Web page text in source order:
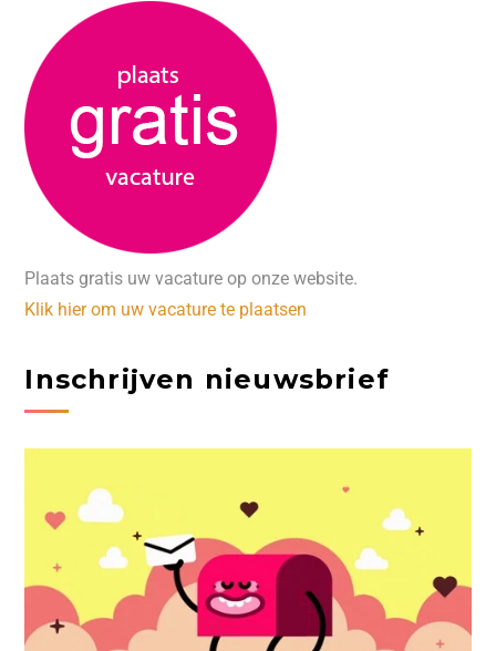
Plaats gratis uw vacature op onze website.
Klik hier om uw vacature te plaatsen
Inschrijven nieuwsbrief